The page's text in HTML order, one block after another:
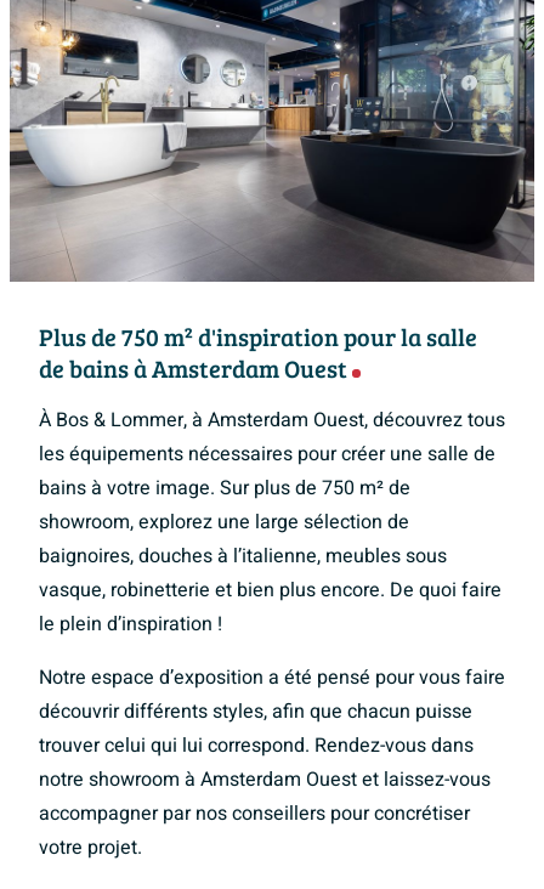
Plus de 750 m² d'inspiration pour la salle
de bains à Amsterdam Ouest
À Bos & Lommer, à Amsterdam Ouest, découvrez tous
les équipements nécessaires pour créer une salle de
bains à votre image. Sur plus de 750 m² de
showroom, explorez une large sélection de
baignoires, douches à l’italienne, meubles sous
vasque, robinetterie et bien plus encore. De quoi faire
le plein d’inspiration !
Notre espace d’exposition a été pensé pour vous faire
découvrir différents styles, afin que chacun puisse
trouver celui qui lui correspond. Rendez-vous dans
notre showroom à Amsterdam Ouest et laissez-vous
accompagner par nos conseillers pour concrétiser
votre projet.